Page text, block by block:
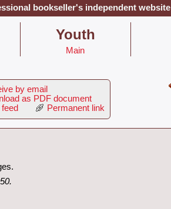
bookseller's independent website
‎Youth‎
Main
by email
as PDF document
Permanent link